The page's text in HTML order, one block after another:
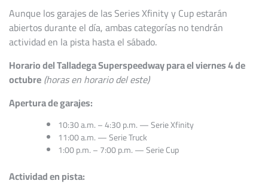
Aunque los garajes de las Series Xfinity y Cup estarán
abiertos durante el día, ambas categorías no tendrán
actividad en la pista hasta el sábado.
Horario del Talladega Superspeedway para el viernes 4 de
octubre(horas en horario del este)
Apertura de garajes:
10:30 a.m. – 4:30 p.m. — Serie Xfinity
11:00 a.m. — Serie Truck
1:00 p.m. – 7:00 p.m. — Serie Cup
Actividad en pista: